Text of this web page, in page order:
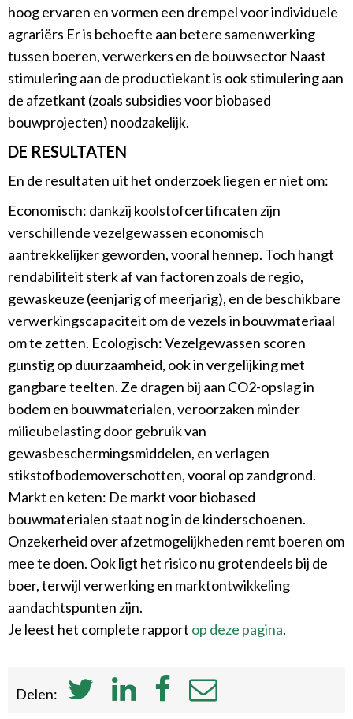
hoog ervaren en vormen een drempel voor individuele
agrariërs Er is behoefte aan betere samenwerking
tussen boeren, verwerkers en de bouwsector Naast
stimulering aan de productiekant is ook stimulering aan
de afzetkant (zoals subsidies voor biobased
bouwprojecten) noodzakelijk.
DE RESULTATEN
En de resultaten uit het onderzoek liegen er niet om:
Economisch: dankzij koolstofcertificaten zijn
verschillende vezelgewassen economisch
aantrekkelijker geworden, vooral hennep. Toch hangt
rendabiliteit sterk af van factoren zoals de regio,
gewaskeuze (eenjarig of meerjarig), en de beschikbare
verwerkingscapaciteit om de vezels in bouwmateriaal
om te zetten. Ecologisch: Vezelgewassen scoren
gunstig op duurzaamheid, ook in vergelijking met
gangbare teelten. Ze dragen bij aan CO2-opslag in
bodem en bouwmaterialen, veroorzaken minder
milieubelasting door gebruik van
gewasbeschermingsmiddelen, en verlagen
stikstofbodemoverschotten, vooral op zandgrond.
Markt en keten: De markt voor biobased
bouwmaterialen staat nog in de kinderschoenen.
Onzekerheid over afzetmogelijkheden remt boeren om
mee te doen. Ook ligt het risico nu grotendeels bij de
boer, terwijl verwerking en marktontwikkeling
aandachtspunten zijn.
Je leest het complete rapport op deze pagina.
Delen: